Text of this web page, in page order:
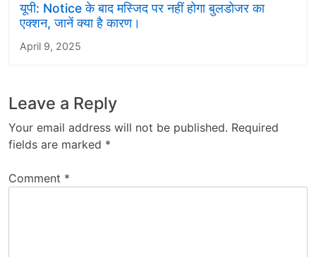
यूपी: Notice के बाद मस्जिद पर नहीं होगा बुलडोजर का
एक्शन, जानें क्या है कारण।
April 9, 2025
Leave a Reply
Your email address will not be published. Required
fields are marked *
Comment *